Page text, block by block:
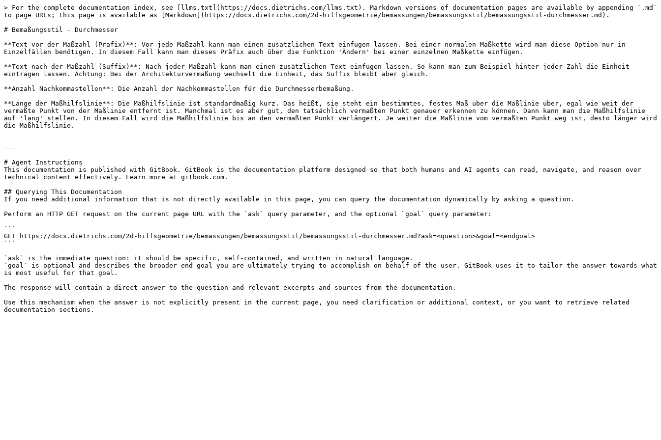
> For the complete documentation index, see [llms.txt](https://docs.dietrichs.com/llms.txt). Markdown versions of documentation pages are available by appending `.md`
to page URLs; this page is available as [Markdown](https://docs.dietrichs.com/2d-hilfsgeometrie/bemassungen/bemassungsstil/bemassungsstil-durchmesser.md).
# Bemaßungsstil - Durchmesser
**Text vor der Maßzahl (Präfix)**: Vor jede Maßzahl kann man einen zusätzlichen Text einfügen lassen. Bei einer normalen Maßkette wird man diese Option nur in
Einzelfällen benötigen. In diesem Fall kann man dieses Präfix auch über die Funktion 'Ändern' bei einer einzelnen Maßkette einfügen.
**Text nach der Maßzahl (Suffix)**: Nach jeder Maßzahl kann man einen zusätzlichen Text einfügen lassen. So kann man zum Beispiel hinter jeder Zahl die Einheit
eintragen lassen. Achtung: Bei der Architekturvermaßung wechselt die Einheit, das Suffix bleibt aber gleich.
**Anzahl Nachkommastellen**: Die Anzahl der Nachkommastellen für die Durchmesserbemaßung.
**Länge der Maßhilfslinie**: Die Maßhilfslinie ist standardmäßig kurz. Das heißt, sie steht ein bestimmtes, festes Maß über die Maßlinie über, egal wie weit der
vermaßte Punkt von der Maßlinie entfernt ist. Manchmal ist es aber gut, den tatsächlich vermaßten Punkt genauer erkennen zu können. Dann kann man die Maßhilfslinie
auf 'lang' stellen. In diesem Fall wird die Maßhilfslinie bis an den vermaßten Punkt verlängert. Je weiter die Maßlinie vom vermaßten Punkt weg ist, desto länger wird
die Maßhilfslinie.
---
# Agent Instructions
This documentation is published with GitBook. GitBook is the documentation platform designed so that both humans and AI agents can read, navigate, and reason over
technical content effectively. Learn more at gitbook.com.
## Querying This Documentation
If you need additional information that is not directly available in this page, you can query the documentation dynamically by asking a question.
Perform an HTTP GET request on the current page URL with the `ask` query parameter, and the optional `goal` query parameter:
```
GET https://docs.dietrichs.com/2d-hilfsgeometrie/bemassungen/bemassungsstil/bemassungsstil-durchmesser.md?ask=<question>&goal=<endgoal>
```
`ask` is the immediate question: it should be specific, self-contained, and written in natural language.
`goal` is optional and describes the broader end goal you are ultimately trying to accomplish on behalf of the user. GitBook uses it to tailor the answer towards what
is most useful for that goal.
The response will contain a direct answer to the question and relevant excerpts and sources from the documentation.
Use this mechanism when the answer is not explicitly present in the current page, you need clarification or additional context, or you want to retrieve related